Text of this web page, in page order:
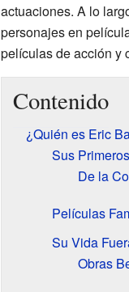
actuaciones. A lo
personajes en
películas de acción y
Contenido
¿Quién es Eric
Sus
De la
Películas
Su Vida
Obras